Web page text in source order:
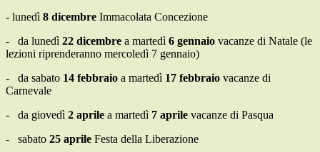
- lunedì 8 dicembre Immacolata Concezione
- da lunedì 22 dicembre a martedì 6 gennaio vacanze di Natale (le
lezioni riprenderanno mercoledì 7 gennaio)
- da sabato 14 febbraio a martedì 17 febbraio vacanze di
Carnevale
- da giovedì 2 aprile a martedì 7 aprile vacanze di Pasqua
- sabato 25 aprile Festa della Liberazione